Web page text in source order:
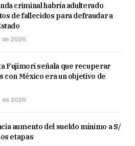
criminal habría adulterado
de fallecidos para defraudar a
de 2026
Fujimori señala que recuperar
con México era un objetivo de
de 2026
aumento del sueldo mínimo a S/
etapas